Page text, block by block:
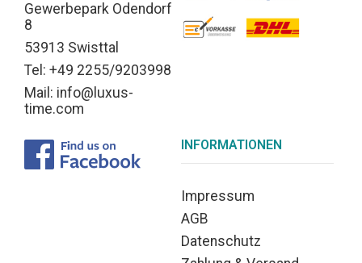
Gewerbepark Odendorf
8
53913 Swisttal
Tel: +49 2255/9203998
Mail: info@luxus-
time.com
INFORMATIONEN
Impressum
AGB
Datenschutz